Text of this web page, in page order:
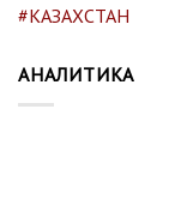
#КАЗАХСТАН
АНАЛИТИКА